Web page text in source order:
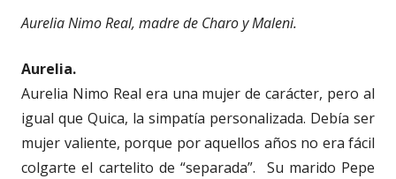
Aurelia Nimo Real, madre de Charo y Maleni.
Aurelia.
Aurelia Nimo Real era una mujer de carácter, pero al
igual que Quica, la simpatía personalizada. Debía ser
mujer valiente, porque por aquellos años no era fácil
colgarte el cartelito de “separada”. Su marido Pepe